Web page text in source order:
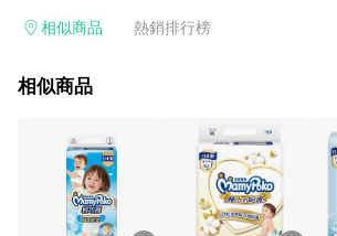
黃金鑽飾/精品相關/3C數位(含周邊)/家電視聽/運
饋%」，將於訂單成立後由「LINE購物通知」之官
依LINE購物網站訂單成立通知為準。​​ (5)LINE購
品最高回饋點數」機制 (部分時段開放「回饋無上
訂單中同一商品不論件數計算，請依訂單成立當
饋機制為準。
相似商品 熱銷排行榜
相似商品